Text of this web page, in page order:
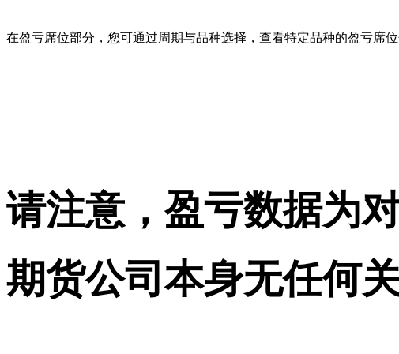
在盈亏席位部分，您可通过周期与品种选择，查看特定品种的盈亏席
请注意，盈亏数据为
期货公司本身无任何